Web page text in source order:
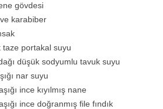
gövdesi
karabiber
taze portakal suyu
düşük sodyumlu tavuk suyu
nar suyu
ince kıyılmış nane
ince doğranmış file fındık